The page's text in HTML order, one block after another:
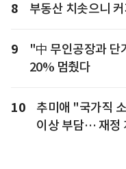
8 부동산 치솟으니
9
"中 무인공장과
20% 멈췄다
10
추미애 "국가직
이상 부담… 재정